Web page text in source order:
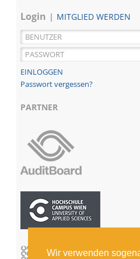
Wir verwenden
Login
MITGLIED WERDEN
Passwort vergessen?
PARTNER